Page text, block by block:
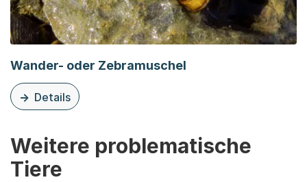
Wander- oder Zebramuschel
Details
zu dieser Organisationsseite: Wander- oder
Weitere problematische
Tiere